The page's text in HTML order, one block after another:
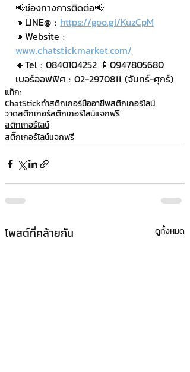
📢ช่องทางการติดต่อ📢
🔸LINE@ : https://goo.gl/KuzCpM
🔸Website :
www.chatstickmarket.com/
🔸Tel : 0840104252 📱0947805680
เบอร์ออฟฟิศ : 02-2970811 (จันทร์-ศุกร์)
แท็ก:
ChatStickทำสติกเกอร์มืออาชีพสติกเกอร์ไลน์
วาดสติกเกอร์สติกเกอร์ไลน์แจกฟรี
สติกเกอร์ไลน์
สติ๊กเกอร์ไลน์แจกฟรี
โพสต์ที่คล้ายกัน ดูทั้งหมด